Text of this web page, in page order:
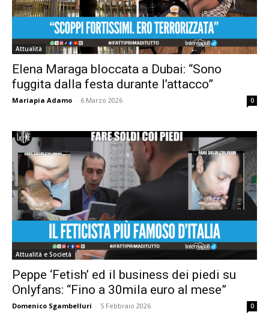
Attualità
Elena Maraga bloccata a Dubai: “Sono
fuggita dalla festa durante l’attacco”
Mariapia Adamo - 6 Marzo 2026 0
Attualità e Società
Peppe ‘Fetish’ ed il business dei piedi su
Onlyfans: “Fino a 30mila euro al mese”
Domenico Sgambelluri - 5 Febbraio 2026 0